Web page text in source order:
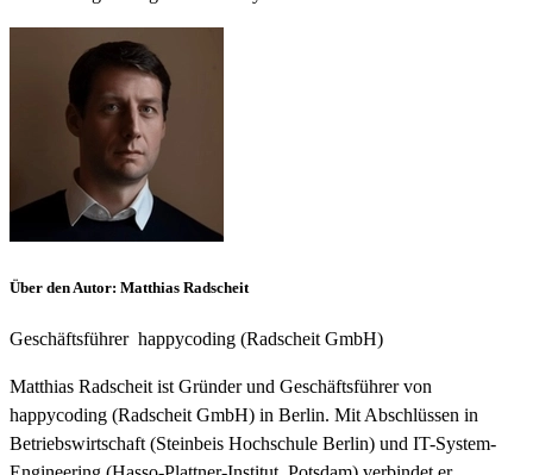
Über den Autor: Matthias Radscheit
Geschäftsführer happycoding (Radscheit GmbH)
Matthias Radscheit ist Gründer und Geschäftsführer von
happycoding (Radscheit GmbH) in Berlin. Mit Abschlüssen in
Betriebswirtschaft (Steinbeis Hochschule Berlin) und IT-System-